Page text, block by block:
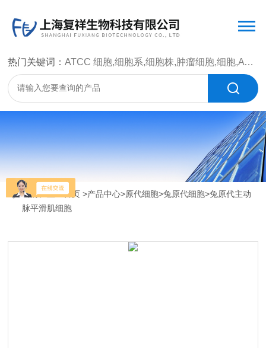
热门关键词：ATCC 细胞,细胞系,细胞株,肿瘤细胞,细胞,ATCC 菌种，CMCC 菌种，标准菌株，质控菌种，微生物菌种，菌株，菌种
当前位置：首页>产品中心>原代细胞>兔原代细胞>兔原代主动
脉平滑肌细胞